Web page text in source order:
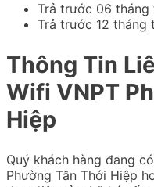
Trả trước 06 tháng
Trả trước 12 tháng
Thông Tin
Wifi VNPT
Hiệp
Quý khách hàng đang
Phường Tân Thới Hiệp